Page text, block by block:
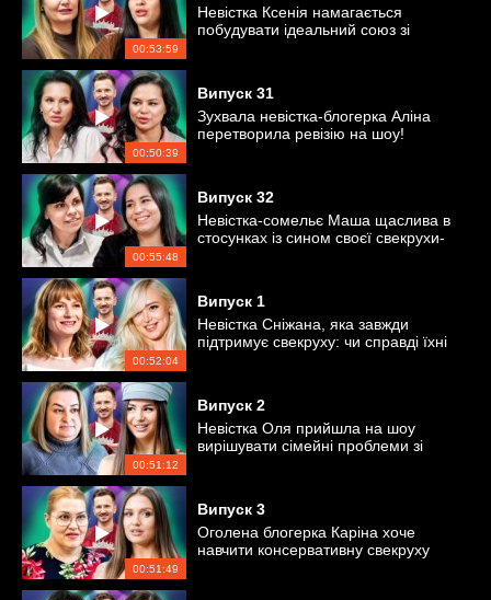
00:53:59
Невістка Ксенія намагається
побудувати ідеальний союз зі
00:50:39
Випуск 31
Зухвала невістка-блогерка Аліна
перетворила ревізію на шоу!
00:55:48
Випуск 32
Невістка-сомельє Маша щаслива в
стосунках із сином своєї свекрухи-
00:52:04
Випуск 1
Невістка Сніжана, яка завжди
підтримує свекруху: чи справді їхні
00:51:12
Випуск 2
Невістка Оля прийшла на шоу
вирішувати сімейні проблеми зі
00:51:49
Випуск 3
Оголена блогерка Каріна хоче
навчити консервативну свекруху